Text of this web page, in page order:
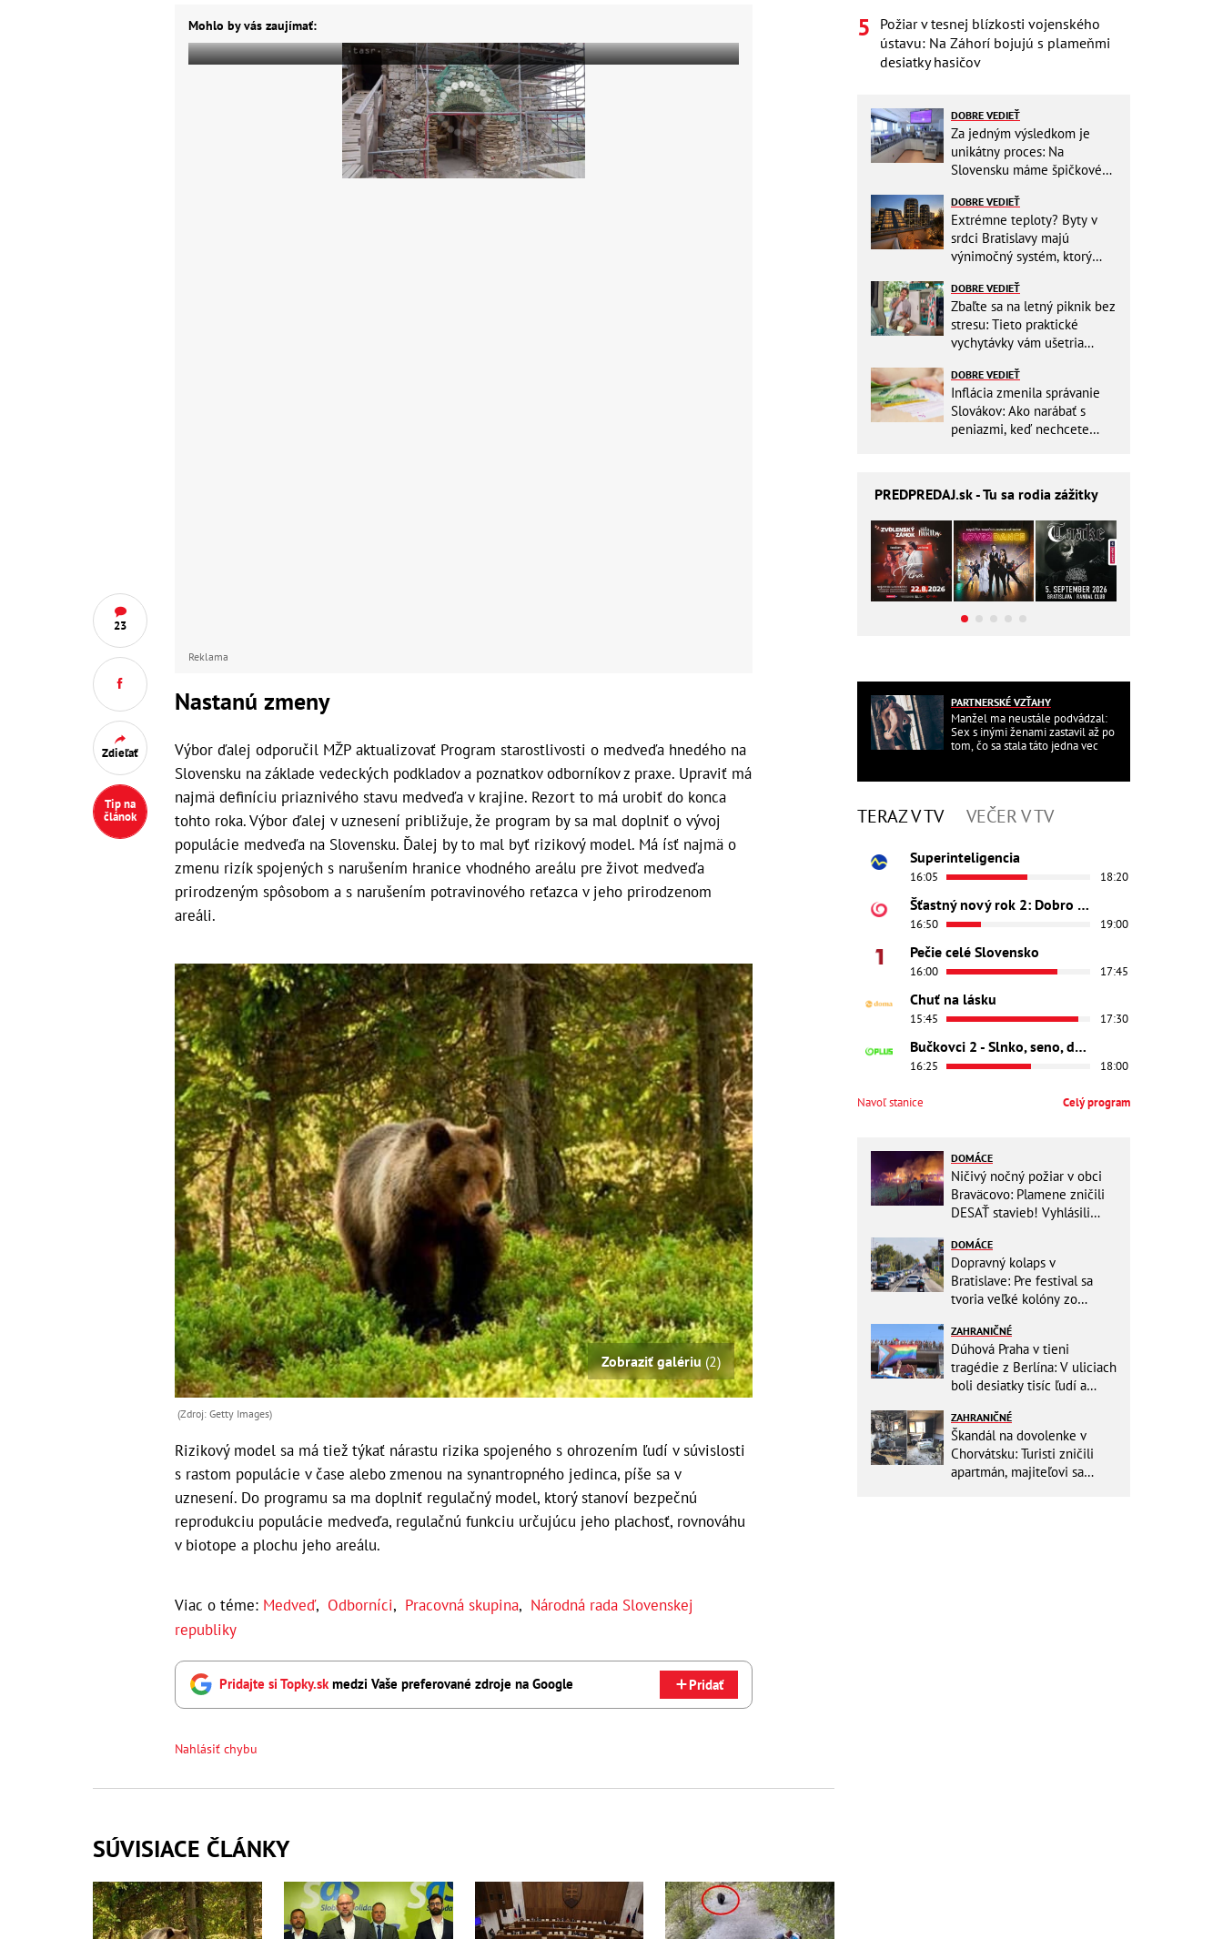
23
Zdieľať
Tip na
článok
Mohlo by vás zaujímať:
Reklama
Nastanú zmeny
Výbor ďalej odporučil MŽP aktualizovať Program starostlivosti o medveďa hnedého na
Slovensku na základe vedeckých podkladov a poznatkov odborníkov z praxe. Upraviť má
najmä definíciu priaznivého stavu medveďa v krajine. Rezort to má urobiť do konca
tohto roka. Výbor ďalej v uznesení približuje, že program by sa mal doplniť o vývoj
populácie medveďa na Slovensku. Ďalej by to mal byť rizikový model. Má ísť najmä o
zmenu rizík spojených s narušením hranice vhodného areálu pre život medveďa
prirodzeným spôsobom a s narušením potravinového reťazca v jeho prirodzenom
areáli.
Zobraziť galériu (2)
(Zdroj: Getty Images)
Rizikový model sa má tiež týkať nárastu rizika spojeného s ohrozením ľudí v súvislosti
s rastom populácie v čase alebo zmenou na synantropného jedinca, píše sa v
uznesení. Do programu sa ma doplniť regulačný model, ktorý stanoví bezpečnú
reprodukciu populácie medveďa, regulačnú funkciu určujúcu jeho plachosť, rovnováhu
v biotope a plochu jeho areálu.
Viac o téme: Medveď, Odborníci, Pracovná skupina, Národná rada Slovenskej
republiky
Pridajte si Topky.skmedzi Vaše preferované zdroje na Google Pridať
Nahlásiť chybu
SÚVISIACE ČLÁNKY
Požiar v tesnej blízkosti vojenského
ústavu: Na Záhorí bojujú s plameňmi
desiatky hasičov
DOBRE VEDIEŤ
Za jedným výsledkom je
unikátny proces: Na
Slovensku máme špičkové
DOBRE VEDIEŤ
Extrémne teploty? Byty v
srdci Bratislavy majú
výnimočný systém, ktorý
DOBRE VEDIEŤ
Zbaľte sa na letný piknik bez
stresu: Tieto praktické
vychytávky vám ušetria
DOBRE VEDIEŤ
Inflácia zmenila správanie
Slovákov: Ako narábať s
peniazmi, keď nechcete
PREDPREDAJ.sk - Tu sa rodia zážitky
PARTNERSKÉ VZŤAHY
Manžel ma neustále podvádzal:
Sex s inými ženami zastavil až po
tom, čo sa stala táto jedna vec
TERAZ V TV VEČER V TV
Superinteligencia
16:05 18:20
Šťastný nový rok 2: Dobro došli
16:50 19:00
Pečie celé Slovensko
16:00 17:45
Chuť na lásku
15:45 17:30
Bučkovci 2 - Slnko, seno, dedina
16:25 18:00
Navoľ stanice Celý program
DOMÁCE
Ničivý nočný požiar v obci
Braväcovo: Plamene zničili
DESAŤ stavieb! Vyhlásili
DOMÁCE
Dopravný kolaps v
Bratislave: Pre festival sa
tvoria veľké kolóny zo
ZAHRANIČNÉ
Dúhová Praha v tieni
tragédie z Berlína: V uliciach
boli desiatky tisíc ľudí a
ZAHRANIČNÉ
Škandál na dovolenke v
Chorvátsku: Turisti zničili
apartmán, majiteľovi sa